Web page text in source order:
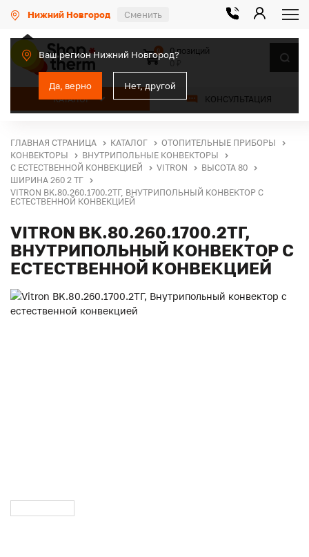
Нижний Новгород Сменить
Ваш регион Нижний Новгород?
Да, верно Нет, другой
КАТАЛОГ КОНСУЛЬТАЦИЯ
0
0 позиций
ГЛАВНАЯ СТРАНИЦА КАТАЛОГ
ОТОПИТЕЛЬНЫЕ ПРИБОРЫ
КОНВЕКТОРЫ
ВНУТРИПОЛЬНЫЕ КОНВЕКТОРЫ
С ЕСТЕСТВЕННОЙ КОНВЕКЦИЕЙ
VITRON
ВЫСОТА 80
ШИРИНА 260 2 ТГ
VITRON BK.80.260.1700.2ТГ, ВНУТРИПОЛЬНЫЙ КОНВЕКТОР С
ЕСТЕСТВЕННОЙ КОНВЕКЦИЕЙ
VITRON BK.80.260.1700.2ТГ,
ВНУТРИПОЛЬНЫЙ КОНВЕКТОР С
ЕСТЕСТВЕННОЙ КОНВЕКЦИЕЙ